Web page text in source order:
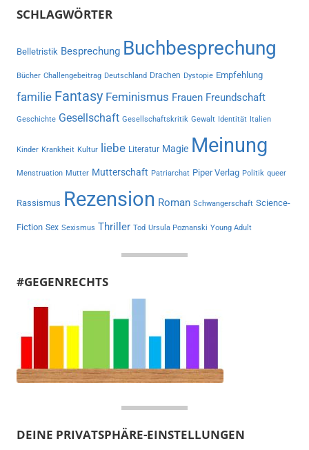
SCHLAGWÖRTER
Belletristik Besprechung Buchbesprechung
Bücher Challengebeitrag Deutschland Drachen Dystopie Empfehlung
familie Fantasy Feminismus Frauen Freundschaft
Geschichte Gesellschaft Gesellschaftskritik Gewalt Identität Italien
Kinder Krankheit Kultur liebe Literatur Magie Meinung
Menstruation Mutter Mutterschaft Patriarchat Piper Verlag Politik queer
Rassismus Rezension Roman Schwangerschaft Science-
Fiction Sex Sexismus Thriller Tod Ursula Poznanski Young Adult
#GEGENRECHTS
DEINE PRIVATSPHÄRE-EINSTELLUNGEN